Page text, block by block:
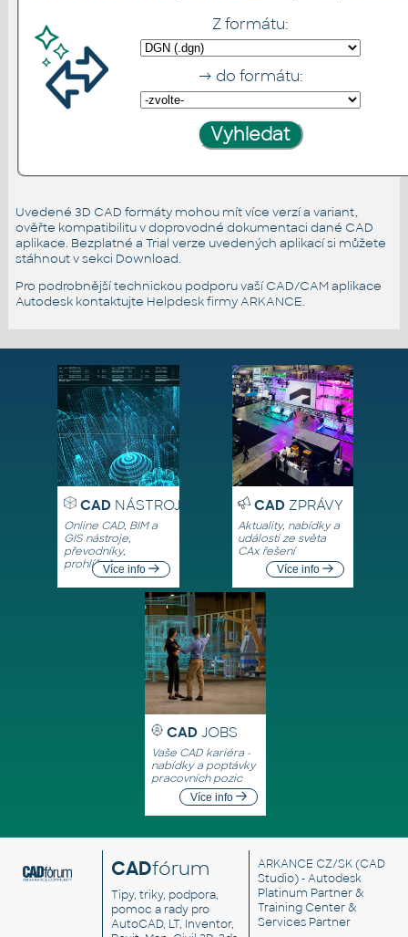
Z formátu:
→ do formátu:
Uvedené 3D CAD formáty mohou mít více verzí a variant,
ověřte kompatibilitu v doprovodné dokumentaci dané CAD
aplikace. Bezplatné a Trial verze uvedených aplikací si můžete
stáhnout v sekci Download.
Pro podrobnější technickou podporu vaší CAD/CAM aplikace
Autodesk kontaktujte Helpdesk firmy ARKANCE.
CADNÁSTROJE
Online CAD, BIM a
GIS nástroje,
převodníky,
prohlížečeVíce info
CADZPRÁVY
Aktuality, nabídky a
události ze světa
CAx řešení
Více info
CAD JOBS
Vaše CAD kariéra -
nabídky a poptávky
pracovních pozic
Více info
CADfórum
Tipy, triky, podpora,
pomoc a rady pro
AutoCAD, LT, Inventor,
ARKANCE CZ/SK(CAD
Studio) - Autodesk
Platinum Partner &
Training Center &
Services Partner